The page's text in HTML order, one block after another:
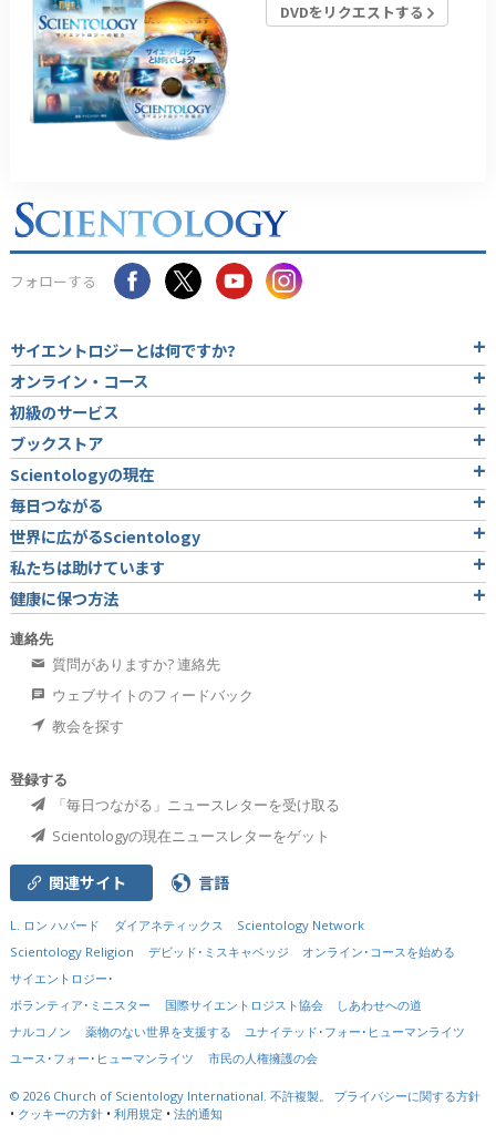
DVDをリクエストする
フォローする
サイエントロジーとは何ですか?
オンライン・コース
初級のサービス
ブックストア
Scientologyの現在
毎日つながる
世界に広がるScientology
私たちは助けています
健康に保つ方法
連絡先
質問がありますか? 連絡先
ウェブサイトのフィードバック
教会を探す
登録する
「毎日つながる」ニュースレターを受け取る
Scientologyの現在ニュースレターをゲット
関連サイト 言語
L. ロン ハバード ダイアネティックス
Scientology Network
Scientology Religion
デビッド･ミスキャベッジ
オンライン･コースを始める
サイエントロジー･
ボランティア･ミニスター
国際サイエントロジスト協会
しあわせへの道
ナルコノン
薬物のない世界を支援する
ユナイテッド･フォー･ヒューマンライツ
ユース･フォー･ヒューマンライツ
市民の人権擁護の会
© 2026 Church of Scientology International. 不許複製。 プライバシーに関する方針
• クッキーの方針 • 利用規定 • 法的通知